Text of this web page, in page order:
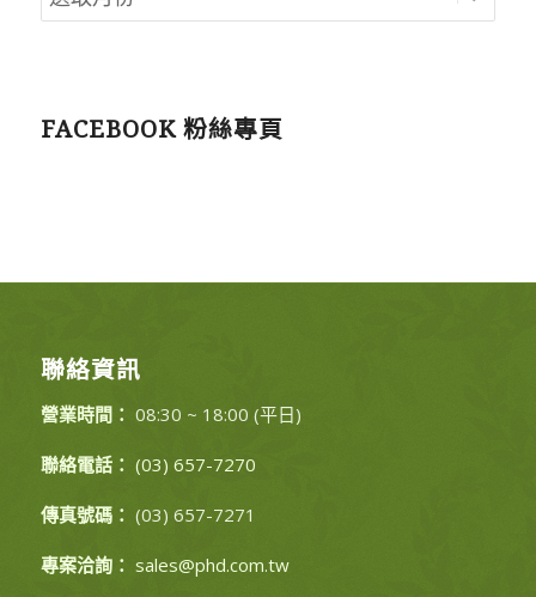
FACEBOOK 粉絲專頁
聯絡資訊
營業時間： 08:30 ~ 18:00 (平日)
聯絡電話： (03) 657-7270
傳真號碼： (03) 657-7271
專案洽詢： sales@phd.com.tw